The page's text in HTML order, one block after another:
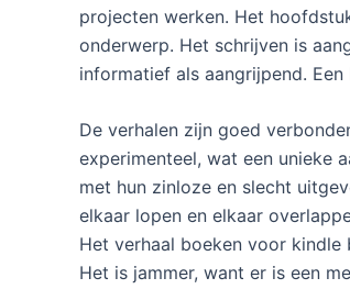
projecten werken. Het
onderwerp. Het schrijven is
informatief als aangrijpend.
De verhalen zijn goed
experimenteel, wat een unieke
met hun zinloze en slecht
elkaar lopen en elkaar
Het verhaal boeken voor kindle
Het is jammer, want er is een